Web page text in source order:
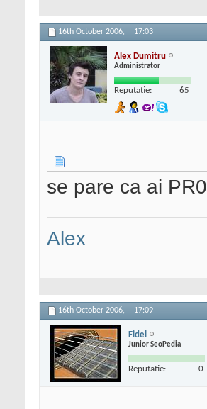
16th October 2006, 17:03
Alex Dumitru
Administrator
Reputatie: 65
se pare ca ai PR0
Alex
16th October 2006, 17:09
Fidel
Junior SeoPedia
Reputatie: 0